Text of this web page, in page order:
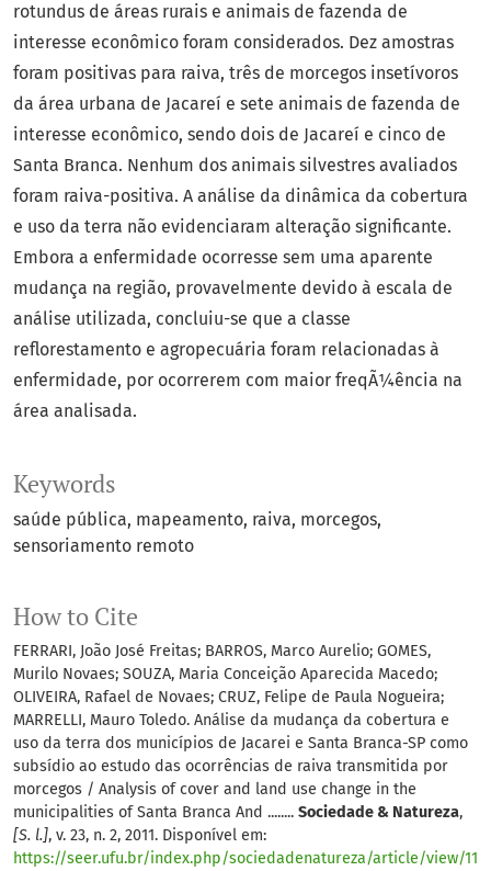
Keywords
saúde pública mapeamento raiva morcegos
sensoriamento remoto
How to Cite
FERRARI, João José Freitas; BARROS, Marco Aurelio; GOMES,
Murilo Novaes; SOUZA, Maria Conceição Aparecida Macedo;
OLIVEIRA, Rafael de Novaes; CRUZ, Felipe de Paula Nogueira;
MARRELLI, Mauro Toledo. Análise da mudança da cobertura e
uso da terra dos municípios de Jacarei e Santa Branca-SP como
subsídio ao estudo das ocorrências de raiva transmitida por
morcegos / Analysis of cover and land use change in the
municipalities of Santa Branca And ........ Sociedade & Natureza,
[S. l.], v. 23, n. 2, 2011. Disponível em:
https://seer.ufu.br/index.php/sociedadenatureza/article/view/11
rotundus de áreas rurais e animais de fazenda de
interesse econômico foram considerados. Dez amostras
foram positivas para raiva, três de morcegos insetívoros
da área urbana de Jacareí e sete animais de fazenda de
interesse econômico, sendo dois de Jacareí e cinco de
Santa Branca. Nenhum dos animais silvestres avaliados
foram raiva-positiva. A análise da dinâmica da cobertura
e uso da terra não evidenciaram alteração significante.
Embora a enfermidade ocorresse sem uma aparente
mudança na região, provavelmente devido à escala de
análise utilizada, concluiu-se que a classe
reflorestamento e agropecuária foram relacionadas à
enfermidade, por ocorrerem com maior freqÃ¼ência na
área analisada.